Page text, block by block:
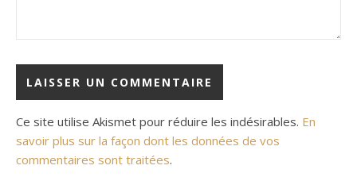
Ce site utilise Akismet pour réduire les indésirables. En
savoir plus sur la façon dont les données de vos
commentaires sont traitées.